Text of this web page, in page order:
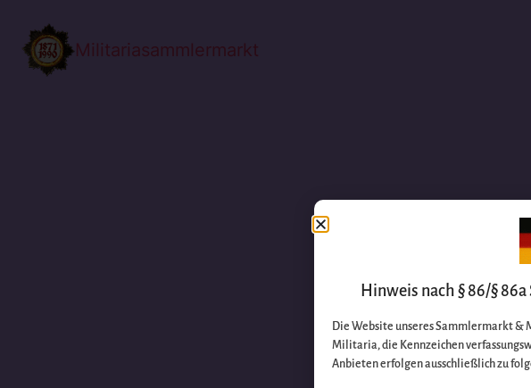
Militariasammlermarkt
Hinweis nach § 86/§
Die Website unseres Sammlermarkt &
Militaria, die Kennzeichen
Anbieten erfolgen ausschließlich zu